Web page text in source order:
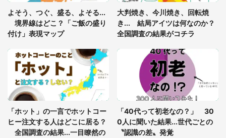
座布団だろ」「食パンの耳」と1.4万人困惑
っ暗な道で遭難状態。なんとか見つけた民家に助け
を求めると、住人の男性が...」
「孫にあげると思って、あなたにこれをあげる」
真夏の山道で見知らぬお婆さんに握らされたもの
（山口県・30代女性）
よそう、つぐ、盛る、よそる...
境界線はどこ？「ご飯の盛り
付け」表現マップ
大判焼き、今川焼き、回転焼
き... 結局アイツは何なのか？
全国調査の結果がコチラ
「ホット」の一言でホットコー
ヒー注文する人はどこに居る？
全国調査の結果...一目瞭然の
「40代って初老なの？」 30
0人に聞いた結果...世代ごとの
〝認識の差〟発覚